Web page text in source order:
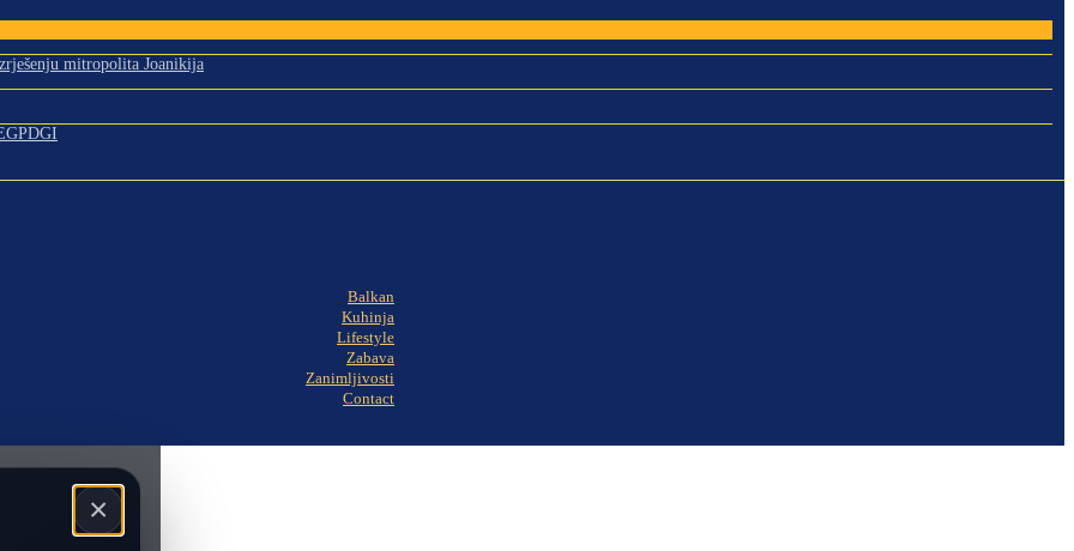
mitropolita Joanikija
Balkan
Kuhinja
Lifestyle
Zabava
Zanimljivosti
Contact
×